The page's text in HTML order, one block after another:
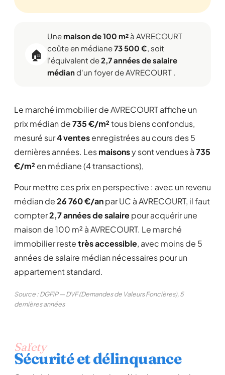
🏠
Une maison de 100 m² à AVRECOURT
coûte en médiane73 500 €, soit
l'équivalent de2,7 années de salaire
médiand'un foyer de AVRECOURT .
Le marché immobilier de AVRECOURT affiche un
prix médian de735 €/m²tous biens confondus,
mesuré sur4 ventesenregistrées au cours des 5
dernières années. Lesmaisonsy sont vendues à735
€/m² en médiane (4 transactions),
Pour mettre ces prix en perspective : avec un revenu
médian de26 760 €/anpar UC à AVRECOURT, il faut
compter2,7 années de salairepour acquérir une
maison de 100 m² à AVRECOURT. Le marché
immobilier restetrès accessible, avec moins de 5
années de salaire médian nécessaires pour un
appartement standard.
Source : DGFiP — DVF (Demandes de Valeurs Foncières), 5
dernières années
Safety
Sécurité et délinquance